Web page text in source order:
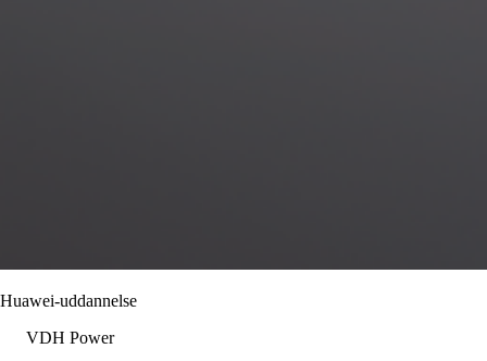
Huawei-uddannelse
VDH Power